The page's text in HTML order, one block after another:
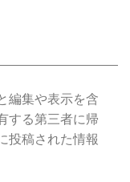
編集や表示を含
する第三者に帰
投稿された情報